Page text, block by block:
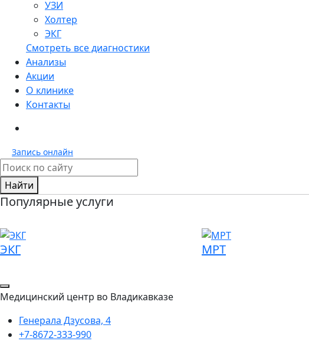
УЗИ
Холтер
ЭКГ
Смотреть все диагностики
Анализы
Акции
О клинике
Контакты
Запись онлайн
Найти
Популярные услуги
ЭКГ МРТ
Медицинский центр во Владикавказе
Генерала Дзусова, 4
+7-8672-333-990